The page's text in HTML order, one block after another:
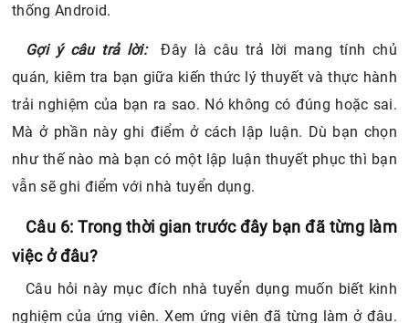
thống Android.
Gợi ý câu trả lời:Đây là câu trả lời mang tính chủ
quán, kiêm tra bạn giữa kiến thức lý thuyết và thực hành
trải nghiệm của bạn ra sao. Nó không có đúng hoặc sai.
Mà ở phần này ghi điểm ở cách lập luận. Dù bạn chọn
như thế nào mà bạn có một lập luận thuyết phục thì bạn
vẫn sẽ ghi điểm với nhà tuyển dụng.
Câu 6: Trong thời gian trước đây bạn đã từng làm
việc ở đâu?
Câu hỏi này mục đích nhà tuyển dụng muốn biết kinh
nghiệm của ứng viên. Xem ứng viên đã từng làm ở đâu.